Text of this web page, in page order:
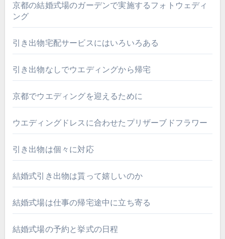
京都の結婚式場のガーデンで実施するフォトウェディ
ング
引き出物宅配サービスにはいろいろある
引き出物なしでウエディングから帰宅
京都でウエディングを迎えるために
ウエディングドレスに合わせたプリザーブドフラワー
引き出物は個々に対応
結婚式引き出物は貰って嬉しいのか
結婚式場は仕事の帰宅途中に立ち寄る
結婚式場の予約と挙式の日程